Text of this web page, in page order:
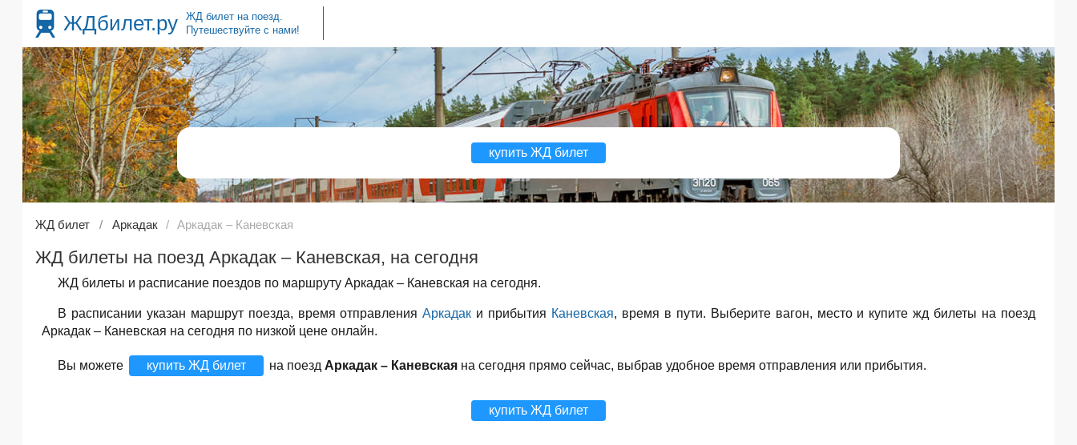
ЖДбилет.ру
ЖД билет на поезд.
Путешествуйте с нами!
купить ЖД билет
ЖД билет Аркадак Аркадак – Каневская
ЖД билеты на поезд Аркадак – Каневская, на сегодня
ЖД билеты и расписание поездов по маршруту Аркадак – Каневская на сегодня.
В расписании указан маршрут поезда, время отправленияАркадак и прибытия Каневская, время в пути. Выберите вагон, место и купите жд билеты на поезд
Аркадак – Каневская на сегодня по низкой цене онлайн.
Вы можете купить ЖД билет на поезд Аркадак – Каневская на сегодня прямо сейчас, выбрав удобное время отправления или прибытия.
купить ЖД билет